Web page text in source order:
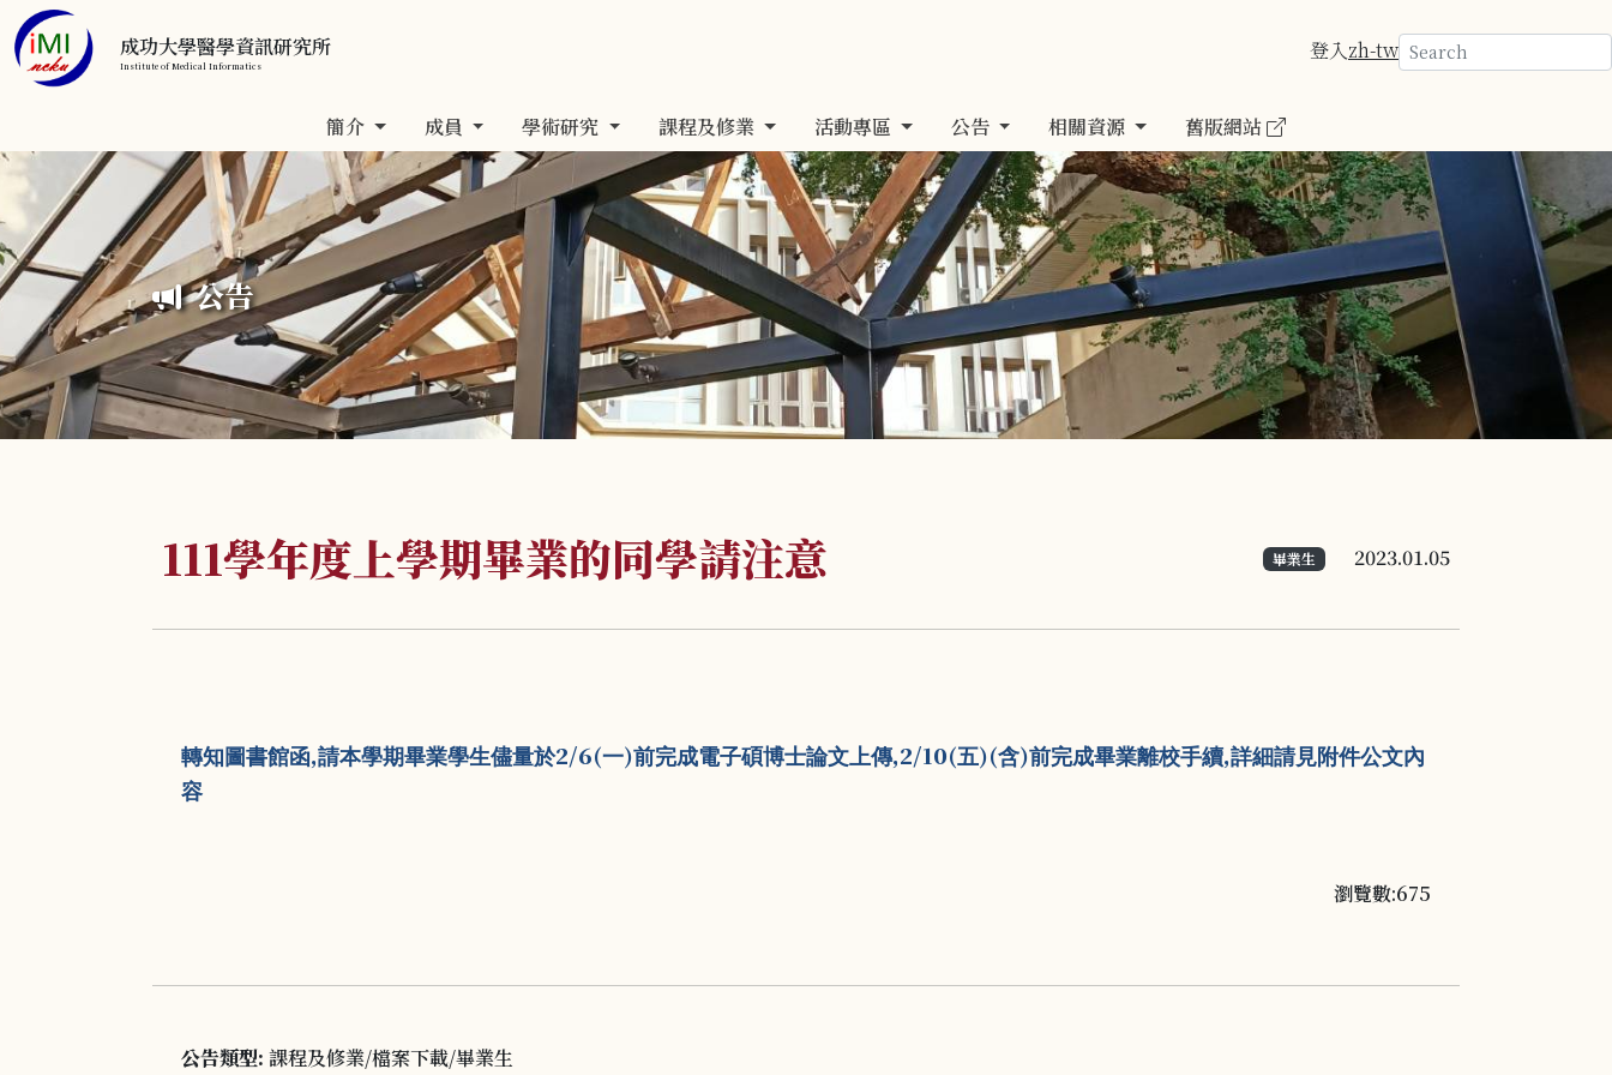
成功大學醫學資訊研究所
Institute of Medical Informatics
登入zh-tw
簡介 成員 學術研究 課程及修業 活動專區 公告 相關資源 舊版網站
公告
111學年度上學期畢業的同學請注意 畢業生 2023.01.05
轉知圖書館函,請本學期畢業學生儘量於2/6(一)前完成電子碩博士論文上傳,2/10(五)(含)前完成畢業離校手續,詳細請見附件公文內
容
瀏覽數:675
公告類型: 課程及修業/檔案下載/畢業生